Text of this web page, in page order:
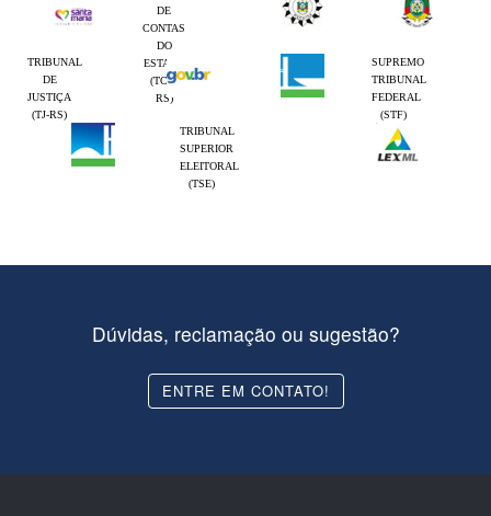
DE
CONTAS
DO
ESTADO
(TCE-
RS)
TRIBUNAL
DE
JUSTIÇA
(TJ-RS)
SUPREMO
TRIBUNAL
FEDERAL
(STF)
TRIBUNAL
SUPERIOR
ELEITORAL
(TSE)
Dúvidas, reclamação ou sugestão?
ENTRE EM CONTATO!